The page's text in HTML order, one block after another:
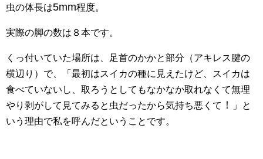
虫の体長は5mm程度。
実際の脚の数は８本です。
くっ付いていた場所は、足首のかかと部分（アキレス腱の
横辺り）で、「最初はスイカの種に見えたけど、スイカは
食べていないし、取ろうとしてもなかなか取れなくて無理
やり剥がして見てみると虫だったから気持ち悪くて ！
」と
いう理由で私を呼んだということです。